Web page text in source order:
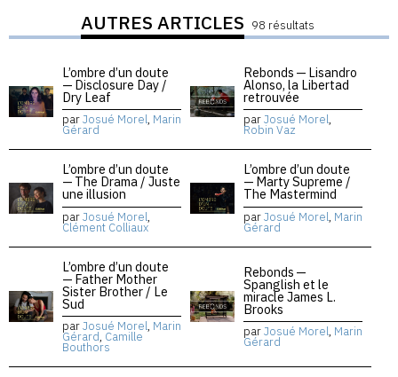
AUTRES ARTICLES 98 résultats
L’ombre d’un doute
— Disclosure Day /
Dry Leaf
parJosué Morel, Marin
Gérard
Rebonds — Lisandro
Alonso, la Libertad
retrouvée
parJosué Morel,
Robin Vaz
L’ombre d’un doute
— The Drama / Juste
une illusion
parJosué Morel,
Clément Colliaux
L’ombre d’un doute
— Marty Supreme /
The Mastermind
parJosué Morel, Marin
Gérard
L’ombre d’un doute
— Father Mother
Sister Brother / Le
Sud
parJosué Morel, Marin
Gérard, Camille
Bouthors
Rebonds —
Spanglish et le
miracle James L.
Brooks
parJosué Morel, Marin
Gérard